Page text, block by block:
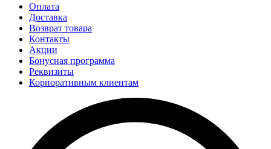
Оплата
Доставка
Возврат товара
Контакты
Акции
Бонусная программа
Реквизиты
Корпоративным клиентам